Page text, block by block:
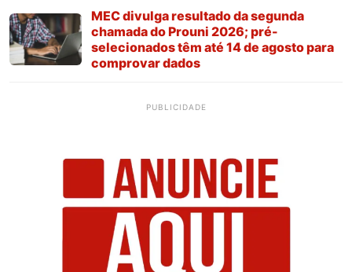
MEC divulga resultado da segunda
chamada do Prouni 2026; pré-
selecionados têm até 14 de agosto para
comprovar dados
PUBLICIDADE